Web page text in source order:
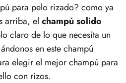
para pelo rizado? como ya
arriba, el champú solido
claro de lo que necesita un
en este champú
elegir el mejor champú para
con rizos.